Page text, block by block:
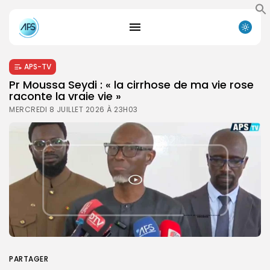
APS-TV
Pr Moussa Seydi : « la cirrhose de ma vie rose
raconte la vraie vie »
MERCREDI 8 JUILLET 2026 À 23H03
PARTAGER